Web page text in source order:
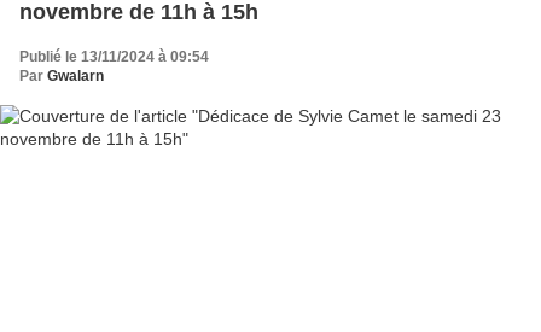
novembre de 11h à 15h
Publié le 13/11/2024 à 09:54
Par Gwalarn